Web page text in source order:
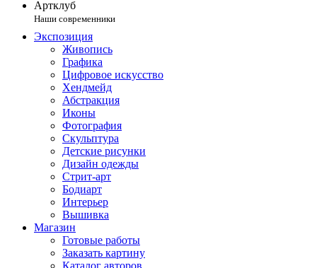
Артклуб
Наши современники
Экспозиция
Живопись
Графика
Цифровое искусство
Хендмейд
Абстракция
Иконы
Фотография
Скульптура
Детские рисунки
Дизайн одежды
Стрит-арт
Бодиарт
Интерьер
Вышивка
Магазин
Готовые работы
Заказать картину
Каталог авторов